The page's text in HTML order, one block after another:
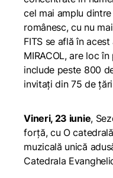
cel mai amplu
românesc, cu nu
FITS se află în
MIRACOL, are loc
include peste 800
invitați din 75 de
Vineri, 23 iunie,
forță, cu O
muzicală unică
Catedrala